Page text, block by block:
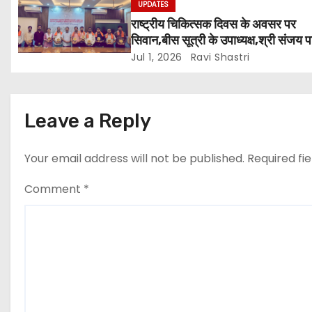
i
o
UPDATES
राष्ट्रीय चिकित्सक दिवस के अवसर पर
सिवान,बीस सूत्री के उपाध्यक्ष,श्री संजय
एवं सोसाइटी हेल्पर ग्रुप के अनमोल जी तथा
सम्मानित किया गया।
Jul 1, 2026 Ravi Shastri
Leave a Reply
Your email address will not be published. Required
Comment *